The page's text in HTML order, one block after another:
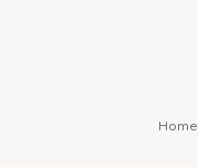
Home